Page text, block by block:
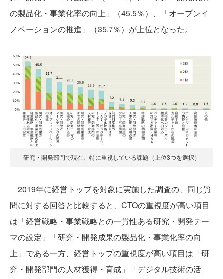
の製品化・事業化率の向上」（45.5％）、「オープンイ
ノベーションの推進」（35.7％）が上位となった。
研究・開発部門で現在、特に重視している課題（上位3つを選択）
2019年に経営トップを対象に実施した調査の、同じ質
問に対する回答と比較すると、CTOの重視度が高い項目
は「経営戦略・事業戦略との一貫性ある研究・開発テー
マの設定」「研究・開発成果の製品化・事業化率の向
上」である一方、経営トップの重視度が高い項目は「研
究・開発部門の人材獲得・育成」「デジタル技術の活